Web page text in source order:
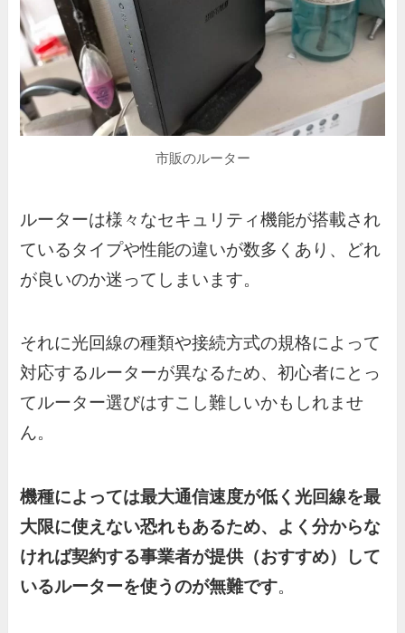
市販のルーター
ルーターは様々なセキュリティ機能が搭載され
ているタイプや性能の違いが数多くあり、どれ
が良いのか迷ってしまいます。
それに光回線の種類や接続方式の規格によって
対応するルーターが異なるため、初心者にとっ
てルーター選びはすこし難しいかもしれませ
ん。
機種によっては最大通信速度が低く光回線を最
大限に使えない恐れもあるため、よく分からな
ければ契約する事業者が提供（おすすめ）して
いるルーターを使うのが無難です。